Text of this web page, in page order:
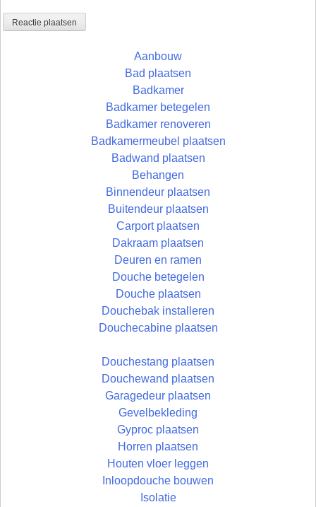
Aanbouw
Bad plaatsen
Badkamer
Badkamer betegelen
Badkamer renoveren
Badkamermeubel plaatsen
Badwand plaatsen
Behangen
Binnendeur plaatsen
Buitendeur plaatsen
Carport plaatsen
Dakraam plaatsen
Deuren en ramen
Douche betegelen
Douche plaatsen
Douchebak installeren
Douchecabine plaatsen
Douchestang plaatsen
Douchewand plaatsen
Garagedeur plaatsen
Gevelbekleding
Gyproc plaatsen
Horren plaatsen
Houten vloer leggen
Inloopdouche bouwen
Isolatie